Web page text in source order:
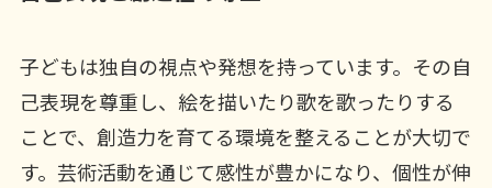
子どもは独自の視点や発想を持っています。その自
己表現を尊重し、絵を描いたり歌を歌ったりする
ことで、創造力を育てる環境を整えることが大切で
す。芸術活動を通じて感性が豊かになり、個性が伸